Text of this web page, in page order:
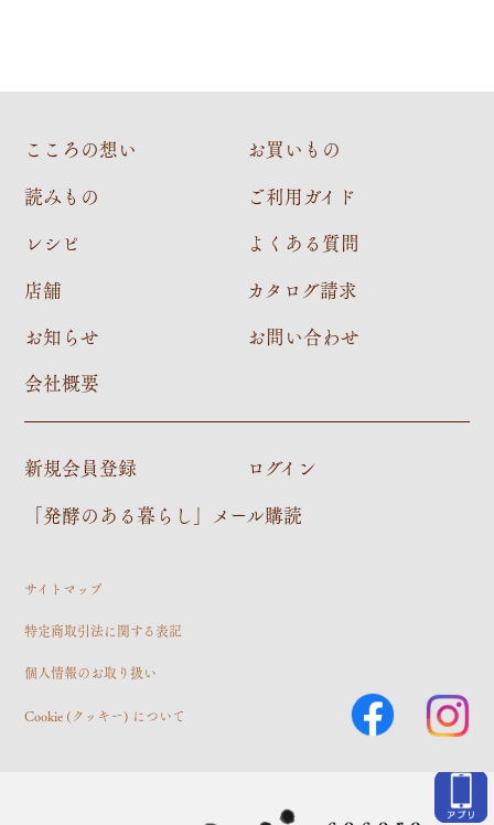
こころの想い
読みもの
レシピ
店舗
お知らせ
会社概要
お買いもの
ご利用ガイド
よくある質問
カタログ請求
お問い合わせ
新規会員登録
ログイン
「発酵のある暮らし」メール購読
サイトマップ
特定商取引法に関する表記
個人情報のお取り扱い
Cookie (クッキー) について